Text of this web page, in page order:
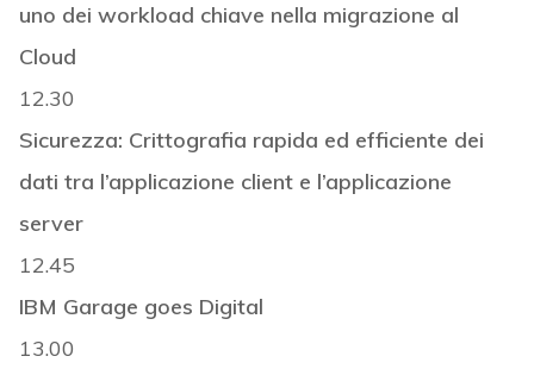
uno dei workload chiave nella migrazione al
Cloud
12.30
Sicurezza: Crittografia rapida ed efficiente dei
dati tra l’applicazione client e l’applicazione
server
12.45
IBM Garage goes Digital
13.00